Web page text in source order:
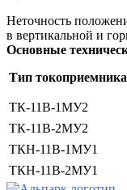
Неточность
в вертикальной и
Основные
Тип токоприемника
ТК-11В-1МУ2
ТК-11В-2МУ2
ТКН-11В-1МУ1
ТКН-11В-2МУ1